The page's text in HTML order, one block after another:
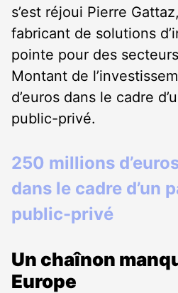
s’est réjoui Pierre
fabricant de solutions
pointe pour des
Montant de
d’euros dans le cadre
public-privé.
250 millions
dans le cadre d’un
public-privé
Un chaînon
Europe